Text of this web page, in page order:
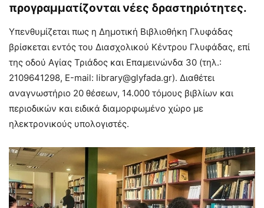
προγραμματίζονται νέες δραστηριότητες.
Υπενθυμίζεται πως η Δημοτική Βιβλιοθήκη Γλυφάδας
βρίσκεται εντός του Διασχολικού Κέντρου Γλυφάδας, επί
της οδού Αγίας Τριάδος και Επαμεινώνδα 30 (τηλ.:
2109641298, Ε-mail: library@glyfada.gr). Διαθέτει
αναγνωστήριο 20 θέσεων, 14.000 τόμους βιβλίων και
περιοδικών και ειδικά διαμορφωμένο χώρο με
ηλεκτρονικούς υπολογιστές.